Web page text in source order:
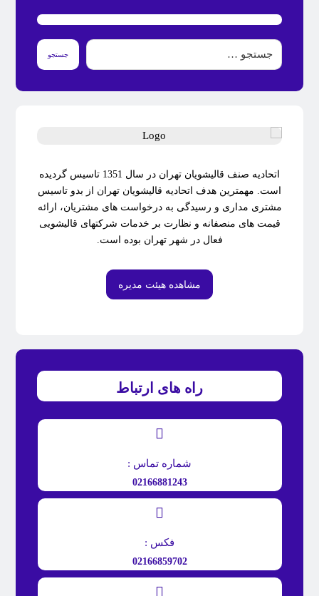
جستجو
اتحادیه صنف قالیشویان تهران در سال 1351 تاسیس گردیده
است. مهمترین هدف اتحادیه قالیشویان تهران از بدو تاسیس
مشتری مداری و رسیدگی به درخواست های مشتریان، ارائه
قیمت های منصفانه و نظارت بر خدمات شرکتهای قالیشویی
فعال در شهر تهران بوده است.
مشاهده هیئت مدیره
راه های ارتباط
شماره تماس :
02166881243
فکس :
02166859702